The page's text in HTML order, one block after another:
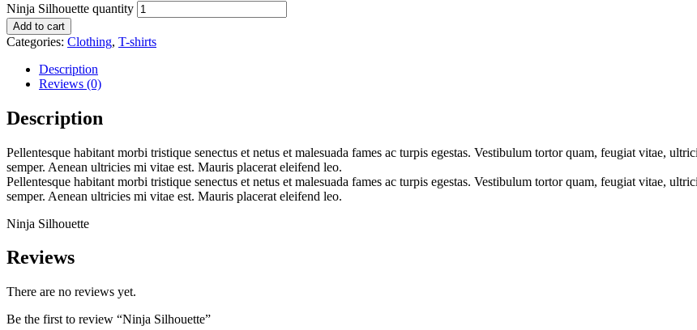
Ninja Silhouette quantity
Add to cart
Categories: Clothing, T-shirts
Description
Reviews (0)
Description
Pellentesque habitant morbi tristique senectus et netus et malesuada fames ac turpis egestas. Vestibulum tortor quam, feugiat vitae,
semper. Aenean ultricies mi vitae est. Mauris placerat eleifend leo.
Pellentesque habitant morbi tristique senectus et netus et malesuada fames ac turpis egestas. Vestibulum tortor quam, feugiat vitae,
semper. Aenean ultricies mi vitae est. Mauris placerat eleifend leo.
Ninja Silhouette
Reviews
There are no reviews yet.
Be the first to review “Ninja Silhouette”